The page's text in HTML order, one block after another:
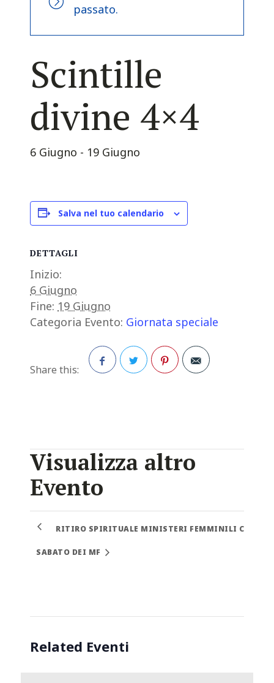
passato.
Scintille
divine 4×4
6 Giugno - 19 Giugno
Salva nel tuo calendario
DETTAGLI
Inizio:
6 Giugno
Fine: 19 Giugno
Categoria Evento: Giornata speciale
Share this:
Visualizza altro
Evento
RITIRO SPIRITUALE MINISTERI FEMMINILI CAMPO
SABATO DEI MF
Related Eventi